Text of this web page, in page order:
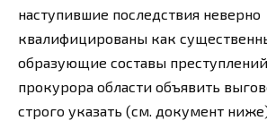
наступившие последствия неверно
квалифицированы как
образующие составы
прокурора области объявить
строго указать (см. документ